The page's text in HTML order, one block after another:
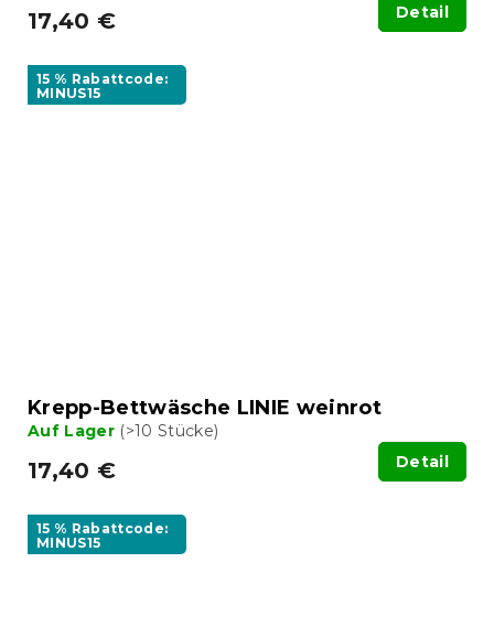
17,40 € Detail
15 % Rabattcode:
MINUS15
Krepp-Bettwäsche LINIE weinrot
Auf Lager (>10 Stücke)
17,40 € Detail
15 % Rabattcode:
MINUS15